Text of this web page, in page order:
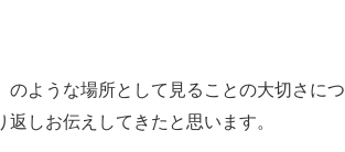
ような場所として見ることの大切さにつ
しお伝えしてきたと思います。